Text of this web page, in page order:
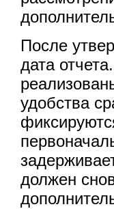
После
дата
удобства
должен